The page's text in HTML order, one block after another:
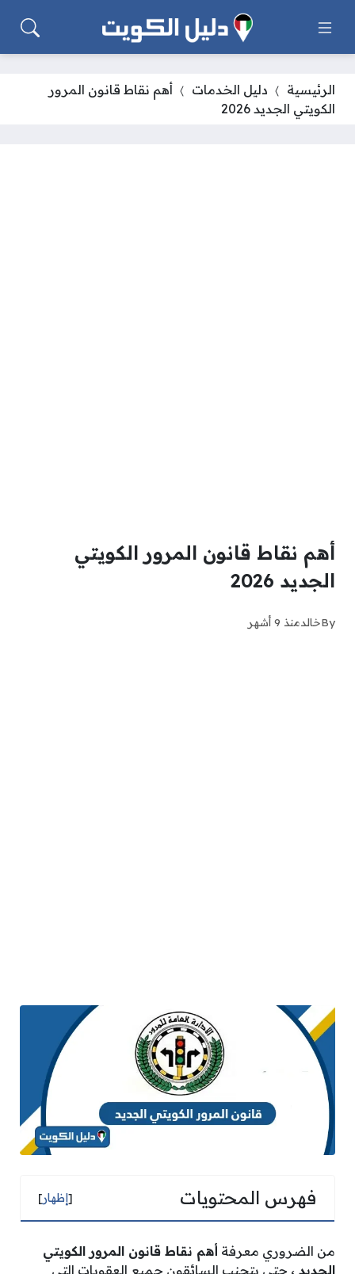
الرئيسية دليل الخدمات
أهم نقاط قانون المرور
الكويتي الجديد 2026
أهم نقاط قانون المرور الكويتي
الجديد 2026
Byخالدمنذ 9 أشهر
فهرس المحتويات [إظهار]
من الضروري معرفة أهم نقاط قانون المرور الكويتي
الجديد ، حتى يتجنب السائقون جميع العقوبات التي